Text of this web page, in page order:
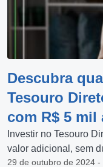
Descubra
Tesouro
com R$ 5 mil
Investir no Tesouro
valor adicional, sem
29 de outubro de 2024 -